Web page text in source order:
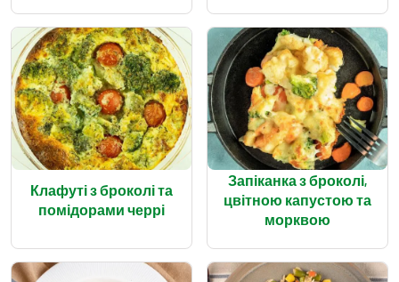
Клафуті з броколі та
помідорами черрі
Запіканка з броколі,
цвітною капустою та
морквою